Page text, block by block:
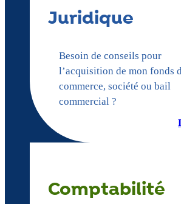
Juridique
Besoin de conseils pour
l’acquisition de mon fonds
commerce, société ou bail
commercial ?
Comptabilité